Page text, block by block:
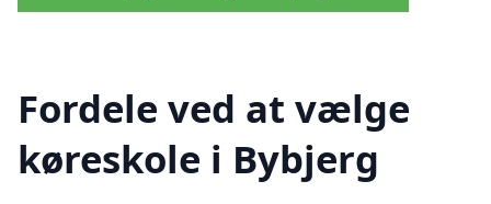
Fordele ved at vælge
køreskole i Bybjerg